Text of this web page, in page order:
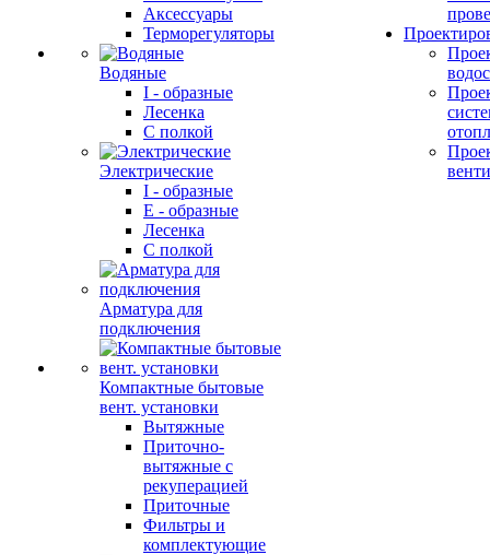
Аксессуары
Терморегуляторы
Водяные
I - образные
Лесенка
С полкой
Электрические
I - образные
E - образные
Лесенка
С полкой
Арматура для
подключения
Компактные бытовые
вент. установки
Вытяжные
Приточно-
вытяжные с
рекуперацией
Приточные
Фильтры и
комплектующие